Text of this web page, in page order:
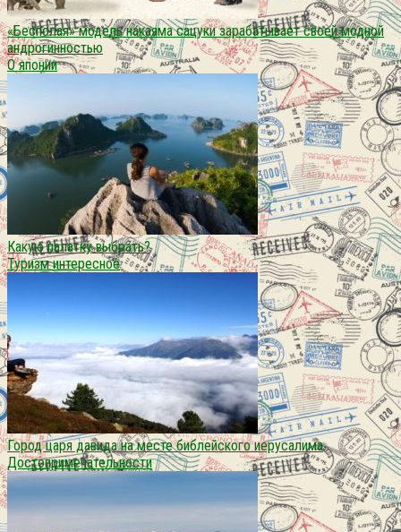
«Бесполая» модель накаяма сацуки зарабатывает своей модной
андрогинностью
О японии
Какую палатку выбрать?
Туризм интересное
Город царя давида на месте библейского иерусалима
Достопримечательности